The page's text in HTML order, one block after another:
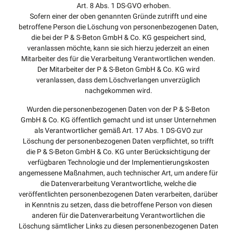
Art. 8 Abs. 1 DS-GVO erhoben.
Sofern einer der oben genannten Gründe zutrifft und eine
betroffene Person die Löschung von personenbezogenen Daten,
die bei der P & S-Beton GmbH & Co. KG gespeichert sind,
veranlassen möchte, kann sie sich hierzu jederzeit an einen
Mitarbeiter des für die Verarbeitung Verantwortlichen wenden.
Der Mitarbeiter der P & S-Beton GmbH & Co. KG wird
veranlassen, dass dem Löschverlangen unverzüglich
nachgekommen wird.
Wurden die personenbezogenen Daten von der P & S-Beton
GmbH & Co. KG öffentlich gemacht und ist unser Unternehmen
als Verantwortlicher gemäß Art. 17 Abs. 1 DS-GVO zur
Löschung der personenbezogenen Daten verpflichtet, so trifft
die P & S-Beton GmbH & Co. KG unter Berücksichtigung der
verfügbaren Technologie und der Implementierungskosten
angemessene Maßnahmen, auch technischer Art, um andere für
die Datenverarbeitung Verantwortliche, welche die
veröffentlichten personenbezogenen Daten verarbeiten, darüber
in Kenntnis zu setzen, dass die betroffene Person von diesen
anderen für die Datenverarbeitung Verantwortlichen die
Löschung sämtlicher Links zu diesen personenbezogenen Daten